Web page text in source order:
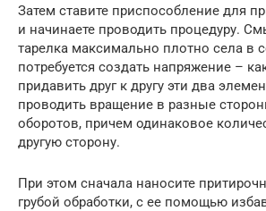
Затем ставите приспособление для
и начинаете проводить процедуру.
тарелка максимально плотно села в
потребуется создать напряжение –
придавить друг к другу эти два
проводить вращение в разные
оборотов, причем одинаковое
другую сторону.
При этом сначала наносите
грубой обработки, с ее помощью